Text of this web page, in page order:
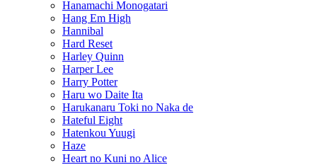
Hanamachi Monogatari
Hang Em High
Hannibal
Hard Reset
Harley Quinn
Harper Lee
Harry Potter
Haru wo Daite Ita
Harukanaru Toki no Naka de
Hateful Eight
Hatenkou Yuugi
Haze
Heart no Kuni no Alice